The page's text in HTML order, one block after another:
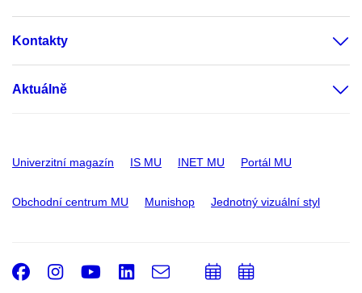
Kontakty
Aktuálně
Univerzitní magazín IS MU INET MU Portál MU
Obchodní centrum MU Munishop Jednotný vizuální styl
Facebook
Instagram
Youtube
LinkedIn
e-
PřidatPřidat